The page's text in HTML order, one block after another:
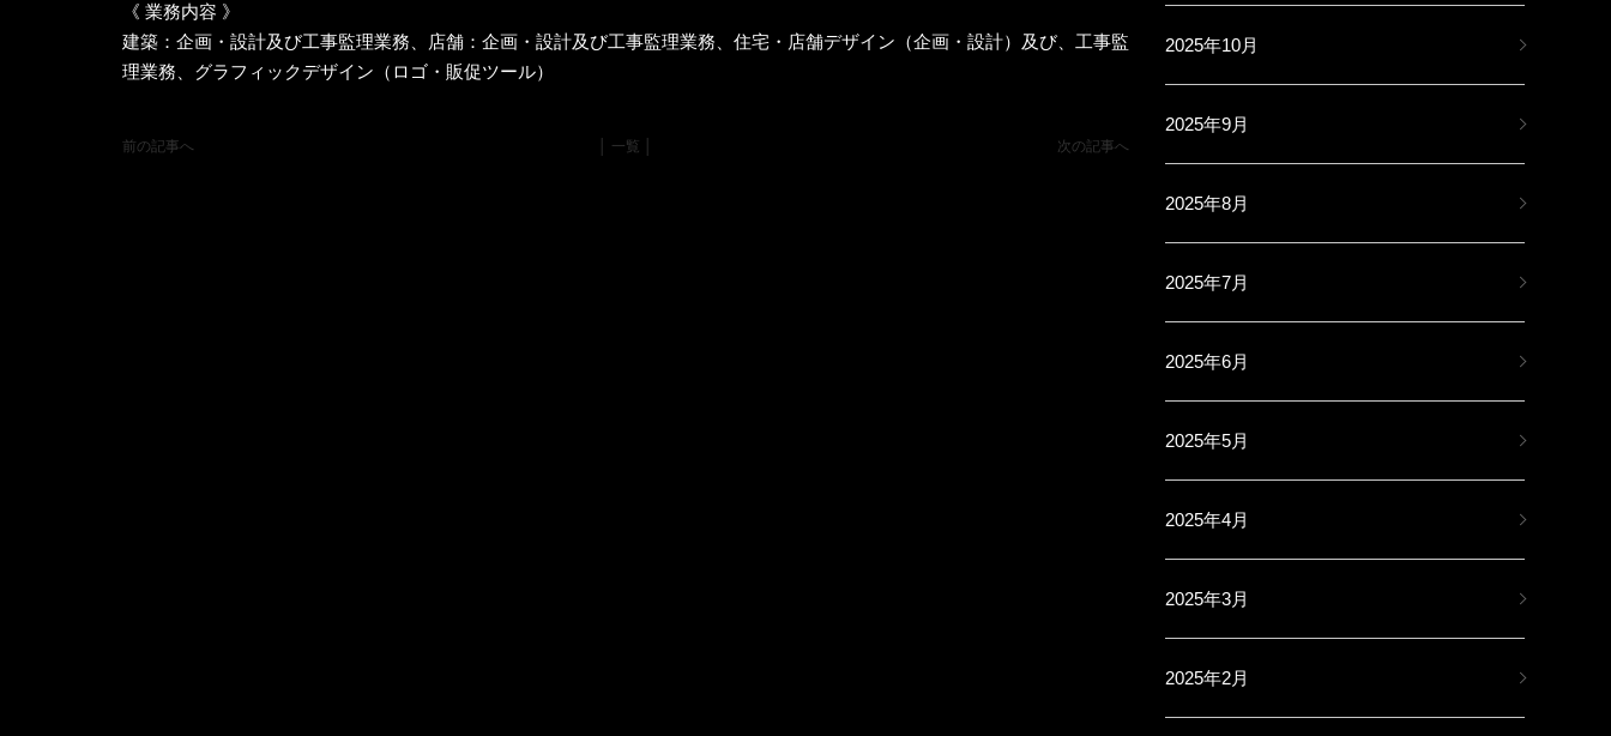
《 業務内容 》
建築：企画・設計及び工事監理業務、店舗：企画・設計及び工事監理業務、住宅・店舗デザイン（企画・設計）及び、工事監
理業務、グラフィックデザイン（ロゴ・販促ツール）
前の記事へ 次の記事へ
│ 一覧 │
2025年10月
2025年9月
2025年8月
2025年7月
2025年6月
2025年5月
2025年4月
2025年3月
2025年2月